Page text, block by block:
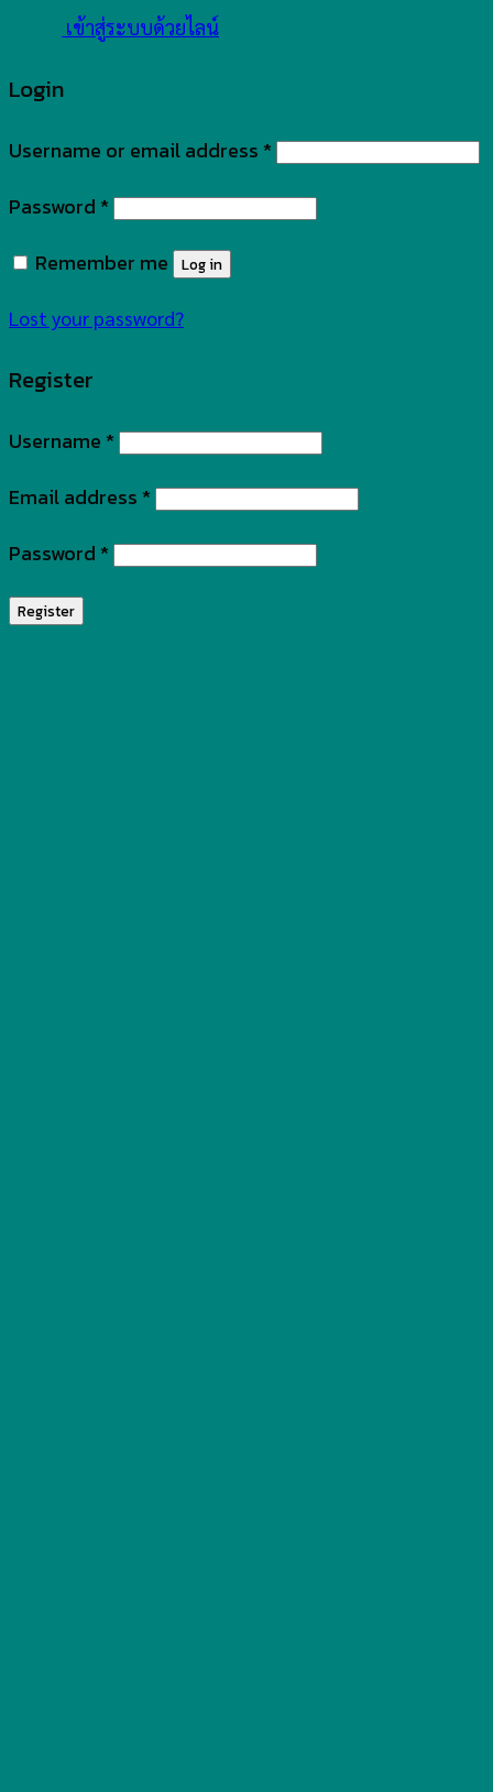
เข้าสู่ระบบด้วยไลน์
Login
Username or email address *
Password *
Remember me
Log in
Lost your password?
Register
Username *
Email address *
Password *
Register